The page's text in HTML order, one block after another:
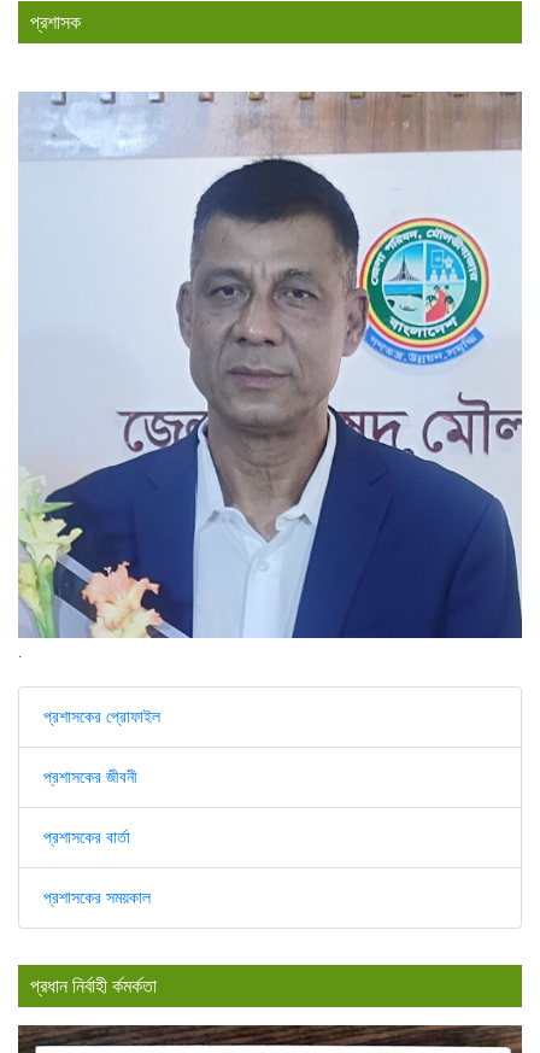
প্রশাসক
.
প্রশাসকের প্রোফাইল
প্রশাসকের জীবনী
প্রশাসকের বার্তা
প্রশাসকের সময়কাল
প্রধান নির্বাহী র্কমর্কতা